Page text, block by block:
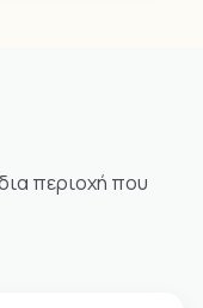
περιοχή που